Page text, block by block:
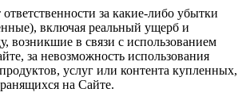
за какие-либо убытки
включая реальный ущерб и
возникшие в связи с использованием
за невозможность использования
услуг или контента купленных,
на Сайте.